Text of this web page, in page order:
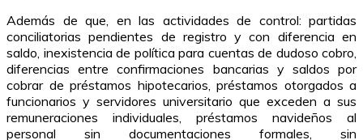
Además de que, en las actividades de control: partidas
conciliatorias pendientes de registro y con diferencia en
saldo, inexistencia de política para cuentas de dudoso cobro,
diferencias entre confirmaciones bancarias y saldos por
cobrar de préstamos hipotecarios, préstamos otorgados a
funcionarios y servidores universitario que exceden a sus
remuneraciones individuales, préstamos navideños al
personal sin documentaciones formales, sin